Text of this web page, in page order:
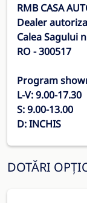
RMB CASA
Dealer
Calea Sagului
RO - 300517
Program
L-V: 9.00-17.30
S: 9.00-13.00
D: INCHIS
DOTĂRI